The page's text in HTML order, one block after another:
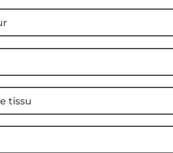
tissu